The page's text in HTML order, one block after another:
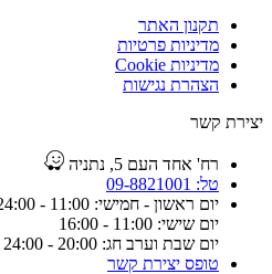
תקנון האתר
מדיניות פרטיות
מדיניות Cookie
הצהרת נגישות
יצירת קשר
רח' אחד העם 5, נתניה
טל: 09-8821001
יום ראשון - חמישי: 11:00 - 24:00
יום שישי: 11:00 - 16:00
יום שבת וערב חג: 20:00 - 24:00
טופס יצירת קשר